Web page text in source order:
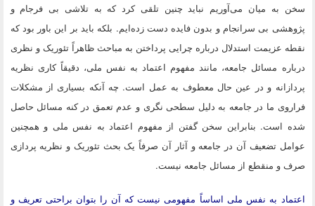
سخن به میان می‌آوریم نباید چنین تلقی کرد که به تلاشی بی فرجام و
پژوهشی بی سرانجام و بدون فایده دست زده‌ایم. بلکه باید بر این باور بود که
نقطه عزیمت استدلال درباره چرایی پرداختن به مباحث ظاهراً تئوریک و نظری
درباره مسائل جامعه، مانند مفهوم اعتماد به نفس ملی، دقیقاً کاری نظریه
پردازانه و در عین حال معطوف به عمل است. چه آنکه بسیاری از مشکلات
فراروی ما در جامعه به دلیل سطحی نگری و عدم تعمق در کنه مسائل حاصل
شده است. بنابراین سخن گفتن از مفهوم اعتماد به نفس ملی و همچنین
عوامل تضعیف آن در جامعه و آثار آن صرفاً یک بحث تئوریک و نظریه پردازی
صرف و منقطع از مسائل جامعه نیست.
اعتماد به نفس ملی اساساً مفهومی نیست که آن را بتوان براحتی تعریف و